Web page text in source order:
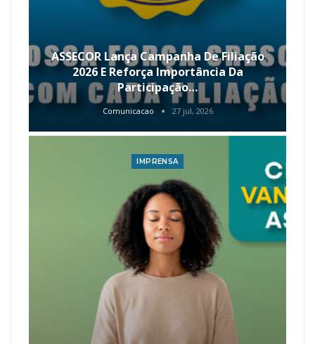
ASSECOR Lança Campanha De Filiação
2026 E Reforça Importância Da
Participação…
Comunicacao 27 jul, 2026
IMPRENSA